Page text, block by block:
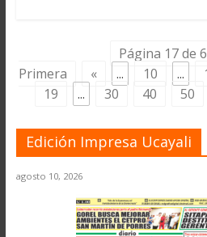
Página 17 de
Primera
« ... 10 ...
19
... 30 40 50
Edición Impresa Ucayali
agosto 10, 2026